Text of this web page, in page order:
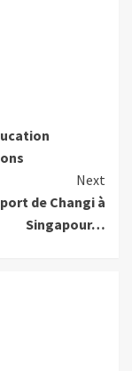
Next
de Changi à
Singapour…